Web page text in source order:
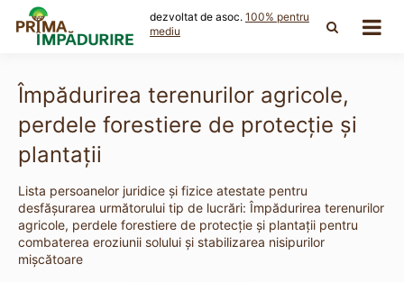
content
dezvoltat de asoc. 100% pentru
mediu
Împădurirea terenurilor agricole,
perdele forestiere de protecţie şi
plantaţii
Lista persoanelor juridice și fizice atestate pentru
desfășurarea următorului tip de lucrări: Împădurirea terenurilor
agricole, perdele forestiere de protecţie şi plantaţii pentru
combaterea eroziunii solului şi stabilizarea nisipurilor
mişcătoare